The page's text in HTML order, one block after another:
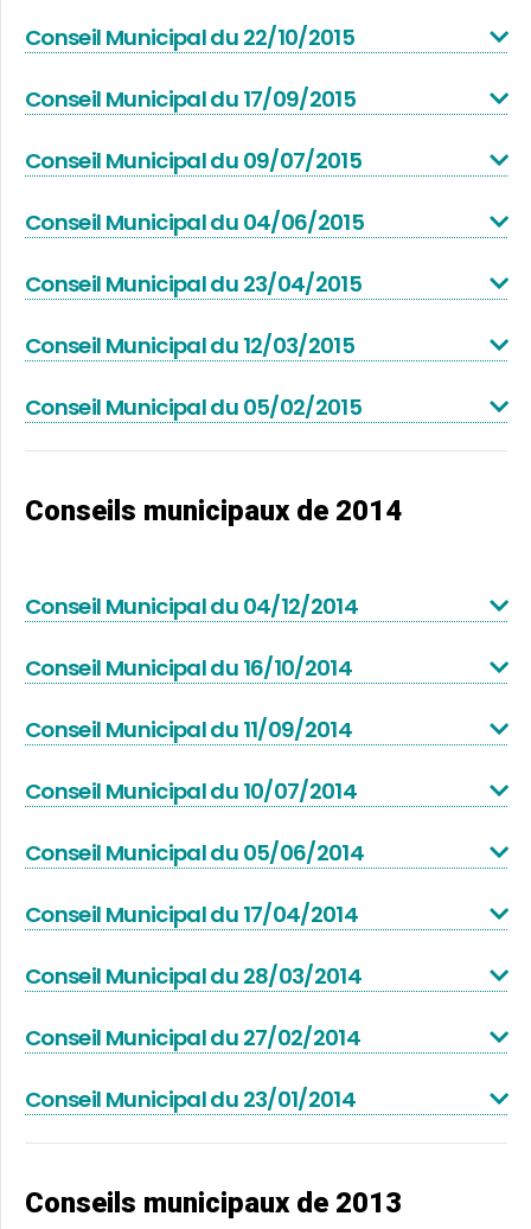
Conseil Municipal du 22/10/2015
Conseil Municipal du 17/09/2015
Conseil Municipal du 09/07/2015
Conseil Municipal du 04/06/2015
Conseil Municipal du 23/04/2015
Conseil Municipal du 12/03/2015
Conseil Municipal du 05/02/2015
Conseils municipaux de 2014
Conseil Municipal du 04/12/2014
Conseil Municipal du 16/10/2014
Conseil Municipal du 11/09/2014
Conseil Municipal du 10/07/2014
Conseil Municipal du 05/06/2014
Conseil Municipal du 17/04/2014
Conseil Municipal du 28/03/2014
Conseil Municipal du 27/02/2014
Conseil Municipal du 23/01/2014
Conseils municipaux de 2013